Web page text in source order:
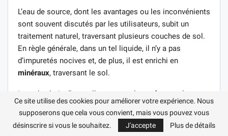
L’eau de source, dont les avantages ou les inconvénients
sont souvent discutés par les utilisateurs, subit un
traitement naturel, traversant plusieurs couches de sol.
En règle générale, dans un tel liquide, il n’y a pas
d’impuretés nocives et, de plus, il est enrichi en
minéraux, traversant le sol.
Lors du choix d’une telle eau pour les enfants et les
adultes, il faut garder à l’esprit que les sources situées à
proximité de grandes villes, d’autoroutes ou
d’entreprises industrielles ne conviennent pas dans ce
Ce site utilise des cookies pour améliorer votre expérience. Nous
supposerons que cela vous convient, mais vous pouvez vous
désinscrire si vous le souhaitez.
J'accepte Plus de détails